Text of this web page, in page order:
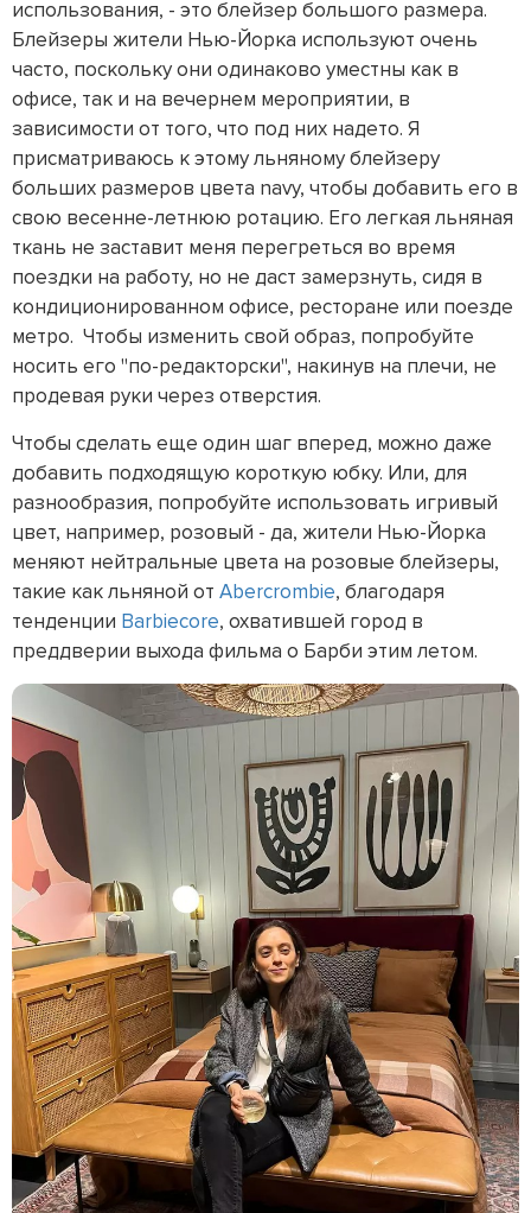
использования, - это блейзер большого размера.
Блейзеры жители Нью-Йорка используют очень
часто, поскольку они одинаково уместны как в
офисе, так и на вечернем мероприятии, в
зависимости от того, что под них надето. Я
присматриваюсь к этому льняному блейзеру
больших размеров цвета navy, чтобы добавить его в
свою весенне-летнюю ротацию. Его легкая льняная
ткань не заставит меня перегреться во время
поездки на работу, но не даст замерзнуть, сидя в
кондиционированном офисе, ресторане или поезде
метро. Чтобы изменить свой образ, попробуйте
носить его "по-редакторски", накинув на плечи, не
продевая руки через отверстия.
Чтобы сделать еще один шаг вперед, можно даже
добавить подходящую короткую юбку. Или, для
разнообразия, попробуйте использовать игривый
цвет, например, розовый - да, жители Нью-Йорка
меняют нейтральные цвета на розовые блейзеры,
такие как льняной от Abercrombie, благодаря
тенденции Barbiecore, охватившей город в
преддверии выхода фильма о Барби этим летом.